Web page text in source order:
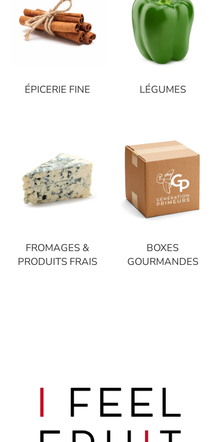
ÉPICERIE FINE LÉGUMES
FROMAGES &
PRODUITS FRAIS
BOXES
GOURMANDES